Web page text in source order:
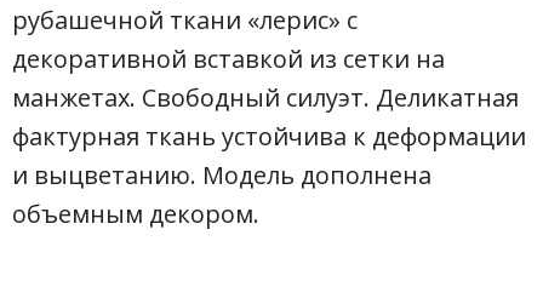
рубашечной ткани «лерис» с
декоративной вставкой из сетки на
манжетах. Свободный силуэт. Деликатная
фактурная ткань устойчива к деформации
и выцветанию. Модель дополнена
объемным декором.